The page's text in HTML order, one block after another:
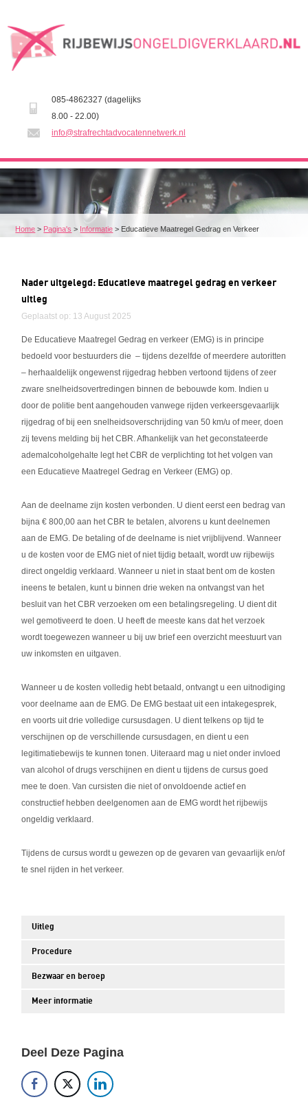
085-4862327 (dagelijks
8.00 - 22.00)
info@strafrechtadvocatennetwerk.nl
Home > Pagina's > Informatie > Educatieve Maatregel Gedrag en Verkeer
Nader uitgelegd: Educatieve maatregel gedrag en verkeer
uitleg
Geplaatst op: 13 August 2025
De Educatieve Maatregel Gedrag en verkeer (EMG) is in principe
bedoeld voor bestuurders die – tijdens dezelfde of meerdere autoritten
– herhaaldelijk ongewenst rijgedrag hebben vertoond tijdens of zeer
zware snelheidsovertredingen binnen de bebouwde kom. Indien u
door de politie bent aangehouden vanwege rijden verkeersgevaarlijk
rijgedrag of bij een snelheidsoverschrijding van 50 km/u of meer, doen
zij tevens melding bij het CBR. Afhankelijk van het geconstateerde
ademalcoholgehalte legt het CBR de verplichting tot het volgen van
een Educatieve Maatregel Gedrag en Verkeer (EMG) op.
Aan de deelname zijn kosten verbonden. U dient eerst een bedrag van
bijna € 800,00 aan het CBR te betalen, alvorens u kunt deelnemen
aan de EMG. De betaling of de deelname is niet vrijblijvend. Wanneer
u de kosten voor de EMG niet of niet tijdig betaalt, wordt uw rijbewijs
direct ongeldig verklaard. Wanneer u niet in staat bent om de kosten
ineens te betalen, kunt u binnen drie weken na ontvangst van het
besluit van het CBR verzoeken om een betalingsregeling. U dient dit
wel gemotiveerd te doen. U heeft de meeste kans dat het verzoek
wordt toegewezen wanneer u bij uw brief een overzicht meestuurt van
uw inkomsten en uitgaven.
Wanneer u de kosten volledig hebt betaald, ontvangt u een uitnodiging
voor deelname aan de EMG. De EMG bestaat uit een intakegesprek,
en voorts uit drie volledige cursusdagen. U dient telkens op tijd te
verschijnen op de verschillende cursusdagen, en dient u een
legitimatiebewijs te kunnen tonen. Uiteraard mag u niet onder invloed
van alcohol of drugs verschijnen en dient u tijdens de cursus goed
mee te doen. Van cursisten die niet of onvoldoende actief en
constructief hebben deelgenomen aan de EMG wordt het rijbewijs
ongeldig verklaard.
Tijdens de cursus wordt u gewezen op de gevaren van gevaarlijk en/of
te snel rijden in het verkeer.
Uitleg
Procedure
Bezwaar en beroep
Meer informatie
Deel Deze Pagina